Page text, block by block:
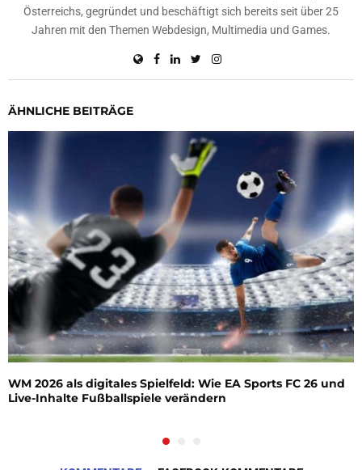
Österreichs, gegründet und beschäftigt sich bereits seit über 25
Jahren mit den Themen Webdesign, Multimedia und Games.
ÄHNLICHE BEITRÄGE
WM 2026 als digitales Spielfeld: Wie EA Sports FC 26 und
Live-Inhalte Fußballspiele verändern